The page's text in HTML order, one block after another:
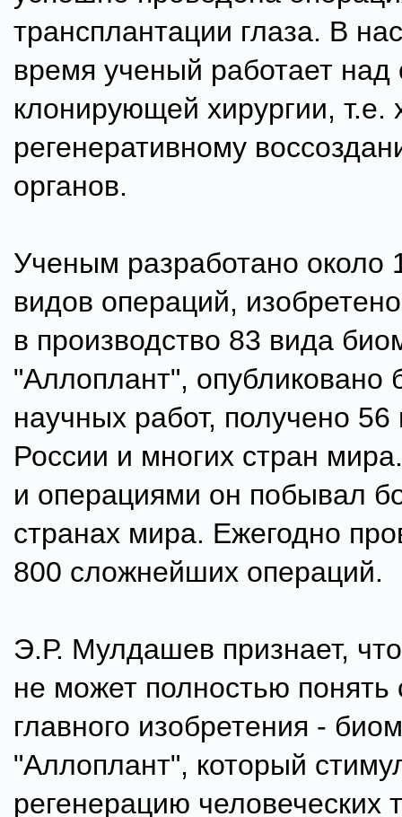
трансплантации глаза. В
время ученый работает над
клонирующей хирургии, т.е.
регенеративному
органов.
Ученым разработано около
видов операций,
в производство 83 вида
"Аллоплант", опубликовано
научных работ, получено 56
России и многих стран
и операциями он побывал
странах мира. Ежегодно
800 сложнейших операций.
Э.Р. Мулдашев признает,
не может полностью понять
главного изобретения -
"Аллоплант", который
регенерацию человеческих